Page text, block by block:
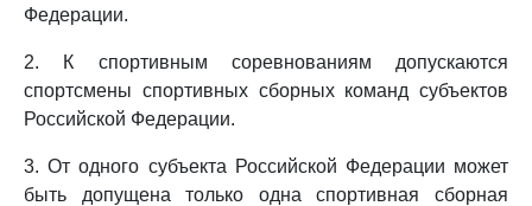
Федерации.
2. К спортивным соревнованиям допускаются
спортсмены спортивных сборных команд субъектов
Российской Федерации.
3. От одного субъекта Российской Федерации может
быть допущена только одна спортивная сборная